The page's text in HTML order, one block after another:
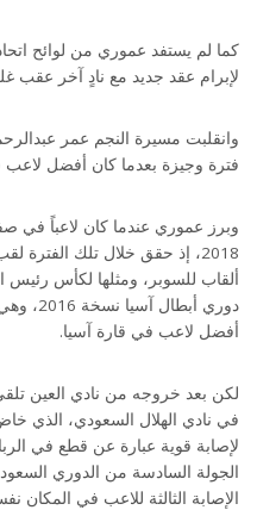
لإبرام عقد جديد مع نادٍ آخر عقب
وانقلبت مسيرة النجم عمر
فترة وجيزة بعدما كان أفضل لاعب
2018، إذ حقق خلال تلك الفترة
ألقاب للسوبر، ومثلها لكأس رئيس
دوري
أفضل لاعب في قارة آسيا.
لكن بعد خروجه من نادي العين
في نادي الهلال السعودي، الذي
لإصابة قوية عبارة عن قطع في
الإصابة الثالثة للاعب في المكان